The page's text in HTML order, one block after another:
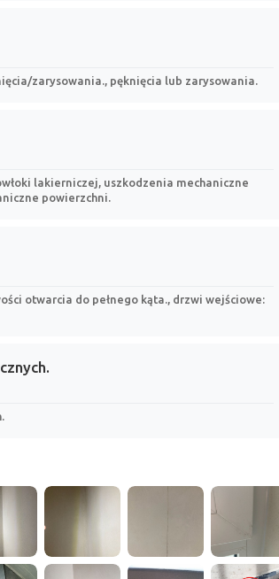
zarysowania., pęknięcia lub zarysowania.
lakierniczej, uszkodzenia mechaniczne
powierzchni.
otwarcia do pełnego kąta., drzwi wejściowe: